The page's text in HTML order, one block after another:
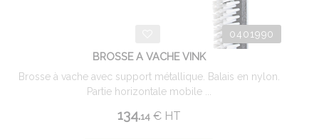
0401990
BROSSE A VACHE VINK
Brosse à vache avec support métallique. Balais en nylon.
Partie horizontale mobile ...
134.14 €HT